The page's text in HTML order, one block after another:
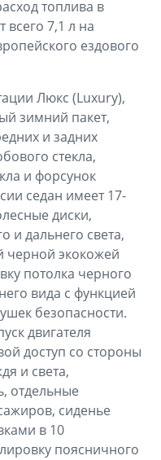
топлива в
всего 7,1 л на
ездового
Люкс (Luxury),
зимний пакет,
и задних
стекла,
и форсунок
седан имеет 17-
диски,
и дальнего света,
черной экокожей
потолка черного
вида с функцией
безопасности.
двигателя
доступ со стороны
и света,
отдельные
сиденье
в 10
поясничного